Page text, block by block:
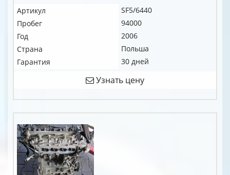
Артикул
SF5/6440
Пробег
94000
Год
2006
Страна
Польша
Гарантия
30 дней
Узнать цену